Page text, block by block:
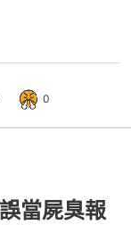
0
當屍臭報